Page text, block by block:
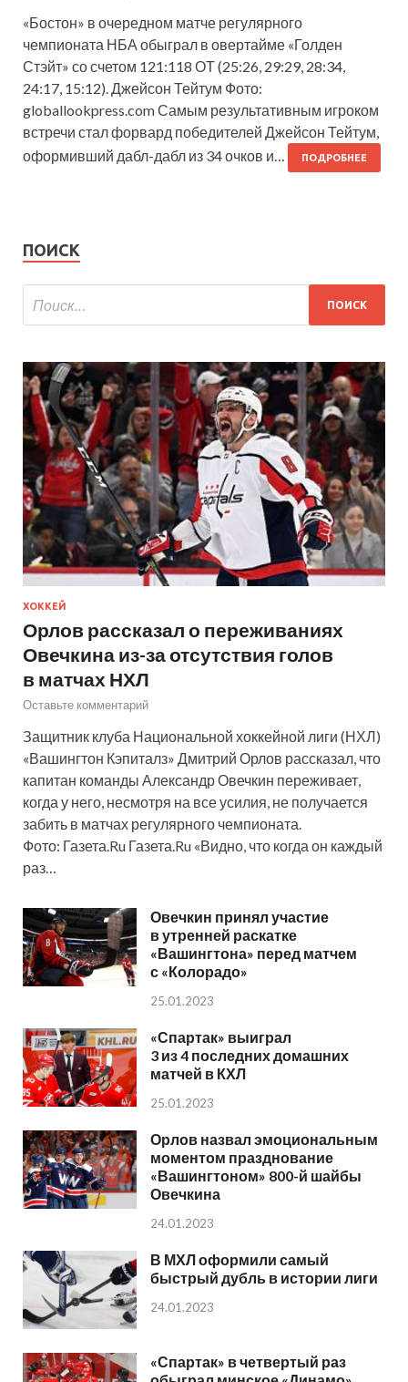
«Бостон» в очередном матче регулярного
чемпионата НБА обыграл в овертайме «Голден
Стэйт» со счетом 121:118 ОТ (25:26, 29:29, 28:34,
24:17, 15:12). Джейсон Тейтум Фото:
globallookpress.com Самым результативным игроком
встречи стал форвард победителей Джейсон Тейтум,
оформивший дабл-дабл из 34 очков и…
ПОДРОБНЕЕ
ПОИСК
ХОККЕЙ
Орлов рассказал о переживаниях
Овечкина из-за отсутствия голов
в матчах НХЛ
Оставьте комментарий
Защитник клуба Национальной хоккейной лиги (НХЛ)
«Вашингтон Кэпиталз» Дмитрий Орлов рассказал, что
капитан команды Александр Овечкин переживает,
когда у него, несмотря на все усилия, не получается
забить в матчах регулярного чемпионата.
Фото: Газета.Ru Газета.Ru «Видно, что когда он каждый
раз…
Овечкин принял участие
в утренней раскатке
«Вашингтона» перед матчем
с «Колорадо»
25.01.2023
«Спартак» выиграл
3 из 4 последних домашних
матчей в КХЛ
25.01.2023
Орлов назвал эмоциональным
моментом празднование
«Вашингтоном» 800-й шайбы
Овечкина
24.01.2023
В МХЛ оформили самый
быстрый дубль в истории лиги
24.01.2023
«Спартак» в четвертый раз